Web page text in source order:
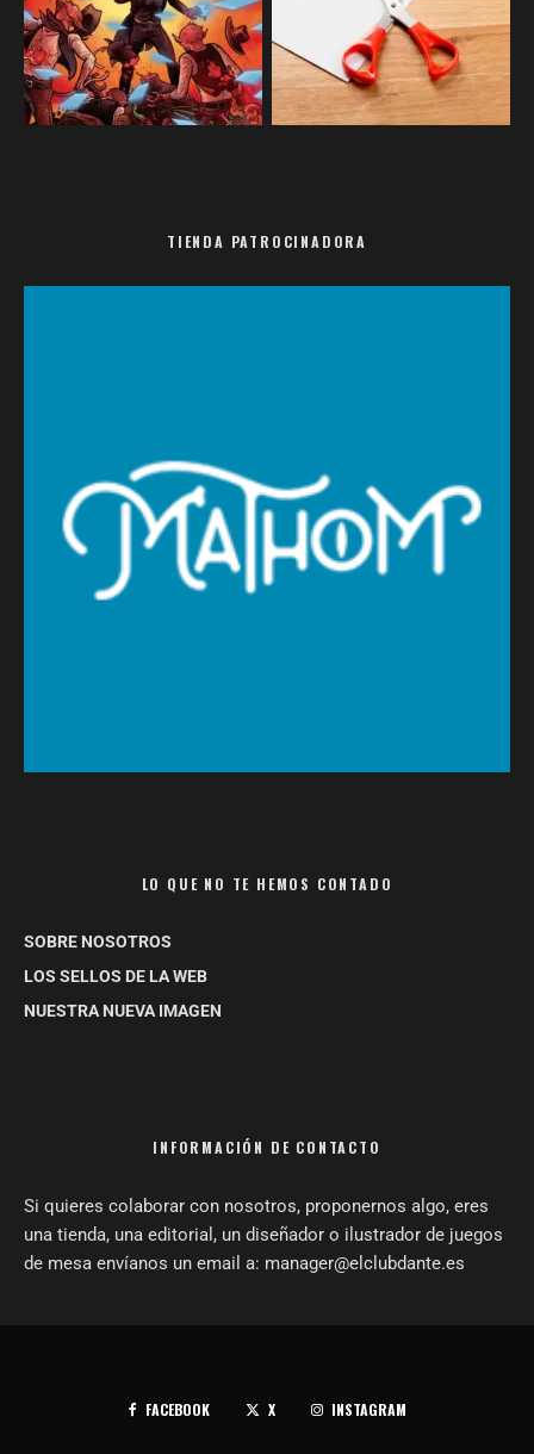
TIENDA PATROCINADORA
LO QUE NO TE HEMOS CONTADO
SOBRE NOSOTROS
LOS SELLOS DE LA WEB
NUESTRA NUEVA IMAGEN
INFORMACIÓN DE CONTACTO
Si quieres colaborar con nosotros, proponernos algo, eres
una tienda, una editorial, un diseñador o ilustrador de juegos
de mesa envíanos un email a: manager@elclubdante.es
FACEBOOK X INSTAGRAM